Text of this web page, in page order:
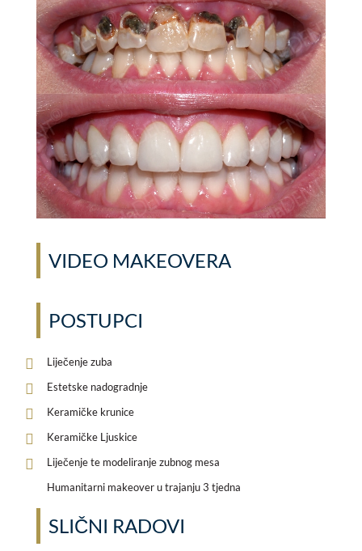
VIDEO MAKEOVERA
POSTUPCI
Liječenje zuba
Estetske nadogradnje
Keramičke krunice
Keramičke Ljuskice
Liječenje te modeliranje zubnog mesa
Humanitarni makeover u trajanju 3 tjedna
SLIČNI RADOVI